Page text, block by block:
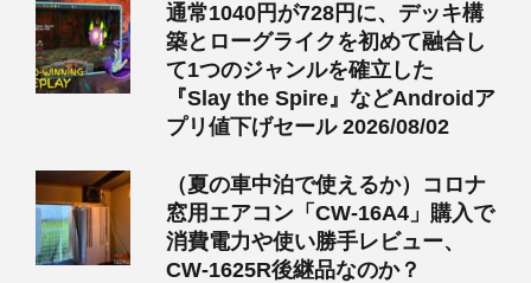
通常1040円が728円に、デッキ構
築とローグライクを初めて融合し
て1つのジャンルを確立した
『Slay the Spire』などAndroidア
プリ値下げセール 2026/08/02
（夏の車中泊で使えるか）コロナ
窓用エアコン「CW-16A4」購入で
消費電力や使い勝手レビュー、
CW-1625R後継品なのか？